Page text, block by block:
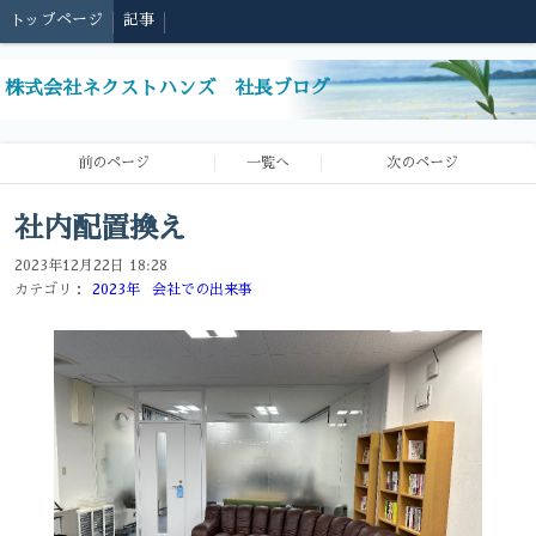
トップページ 記事
株式会社ネクストハンズ 社長ブログ
前のページ 一覧へ 次のページ
社内配置換え
2023年12月22日 18:28
カテゴリ：
2023年 会社での出来事